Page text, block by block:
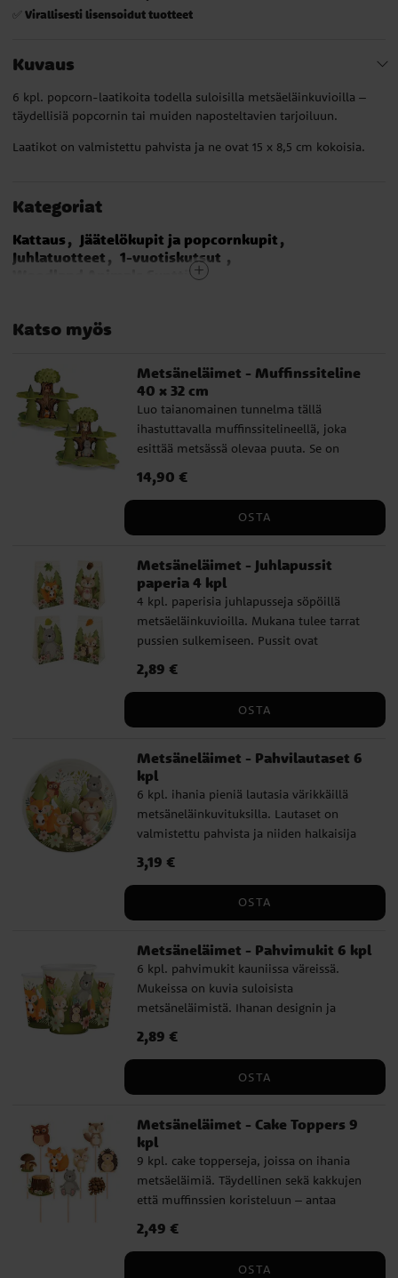
✅ Virallisesti lisensoidut tuotteet
Kuvaus
6 kpl. popcorn-laatikoita todella suloisilla metsäeläinkuvioilla –
täydellisiä popcornin tai muiden naposteltavien tarjoiluun.
Laatikot on valmistettu pahvista ja ne ovat 15 x 8,5 cm kokoisia.
Kategoriat
Kattaus
Jäätelökupit ja popcornkupit
Juhlatuotteet
1-vuotiskutsut
Woodland Animals Synttärit
Katso myös
Metsäneläimet - Muffinssiteline
40 x 32 cm
Luo taianomainen tunnelma tällä
ihastuttavalla muffinssitelineellä, joka
esittää metsässä olevaa puuta. Se on
sekä etu- että takapuolella. Se sopii muun
metsäneläinteemaisiin juhliin. Valmistettu
Hinta: 14,90 €
14,90 €
OSTA
Metsäneläimet - Juhlapussit
paperia 4 kpl
4 kpl. paperisia juhlapusseja söpöillä
metsäeläinkuvioilla. Mukana tulee tarrat
pussien sulkemiseen. Pussit ovat
täytettäväksi. Yksi pussi on kooltaan 10 x
Hinta :2,89 €
2,89 €
OSTA
Metsäneläimet - Pahvilautaset 6
kpl
6 kpl. ihania pieniä lautasia värikkäillä
metsäneläinkuvituksilla. Lautaset on
valmistettu pahvista ja niiden halkaisija
yhteensopivien lisävarusteiden ansiosta
vuotissyntymäpäiville, metsäteemajuhliin,
Hinta:
3,19 €
OSTA
Metsäneläimet - Pahvimukit 6 kpl
6 kpl. pahvimukit kauniissa väreissä.
Mukeissa on kuvia suloisista
metsäneläimistä. Ihanan designin ja
ansiosta nämä mukit sopivat hyvin sekä 1-
kastetilaisuuteen tai babyshowereille.
tilavuus on 220 ml.
Hinta :2,89 €
2,89 €
OSTA
Metsäneläimet - Cake Toppers 9
kpl
9 kpl. cake topperseja, joissa on ihania
metsäeläimiä. Täydellinen sekä kakkujen
että muffinssien koristeluun – antaa
on valmistettu puusta ja paperista, ja
Hinta :2,49 €
2,49 €
OSTA